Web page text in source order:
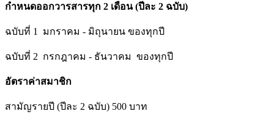
กำหนดออกวารสารทุก 2 เดือน (ปีละ 2 ฉบับ)
ฉบับที่ 1 มกราคม - มิถุนายน ของทุกปี
ฉบับที่ 2 กรกฎาคม - ธันวาคม ของทุกปี
อัตราค่าสมาชิก
สามัญรายปี (ปีละ 2 ฉบับ) 500 บาท